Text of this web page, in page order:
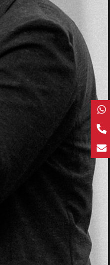
OCBC
Bank
Specialised
in
雲端服
務：提
供基於
互聯網
的數據
存儲、
運算和
應用程
序服
務，方
便用戶
隨時隨
地訪問
和管理
資源。
人工智
能工
具：利
用人工
智能技